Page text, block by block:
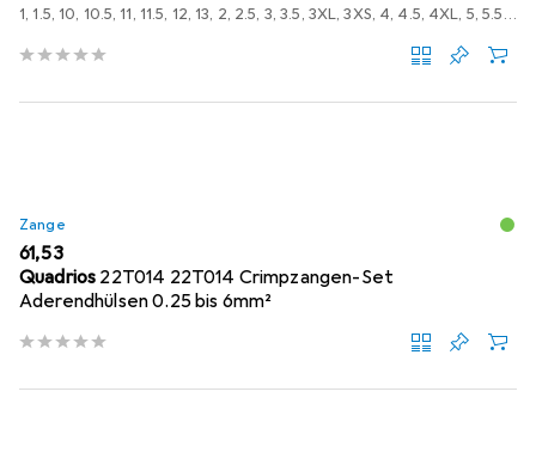
1, 1.5, 10, 10.5, 11, 11.5, 12, 13, 2, 2.5, 3, 3.5, 3XL, 3XS, 4, 4.5, 4XL, 5, 5.5, 5XL, 6, 6.5, 7, 7.5, 8, 8.5, 9, 9.5, L, M, S, XL, XS, XXL, XXS
Zange
EUR
61,53
Quadrios 22T014 22T014 Crimpzangen-Set
Aderendhülsen 0.25 bis 6mm²